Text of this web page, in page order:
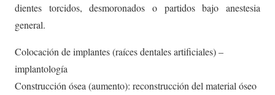
dientes torcidos, desmoronados o partidos bajo anestesia
general.
Colocación de implantes (raíces dentales artificiales) –
implantología
Construcción ósea (aumento): reconstrucción del material óseo